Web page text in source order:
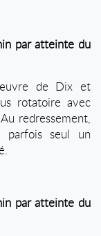
par atteinte du
de Dix et
rotatoire avec
redressement,
parfois seul un
par atteinte du